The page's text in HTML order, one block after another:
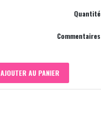
Quantité
Commentaires
AJOUTER AU PANIER